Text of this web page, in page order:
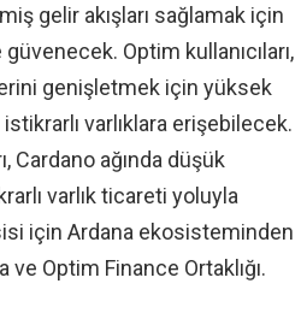
gelir akışları sağlamak için
Optim kullanıcıları,
genişletmek için yüksek
varlıklara erişebilecek.
Cardano ağında düşük
varlık ticareti yoluyla
için Ardana ekosisteminden
Optim Finance Ortaklığı.